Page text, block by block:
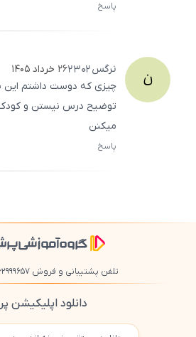
پاسخ
ن نرگس2302۲۶ خرداد ۱۴۰۵
چیزی که دوست داشتم این
توضیح درس نیستن و کودک
میکنن
پاسخ
تلفن پشتیبانی و فروش ۶۲۹۹۹۶۵۷
دانلود اپلیکیشن